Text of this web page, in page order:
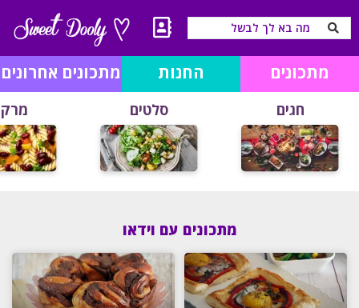
מתכונים החנות מתכונים אחרונים
חגים סלטים
מתכונים עם וידאו